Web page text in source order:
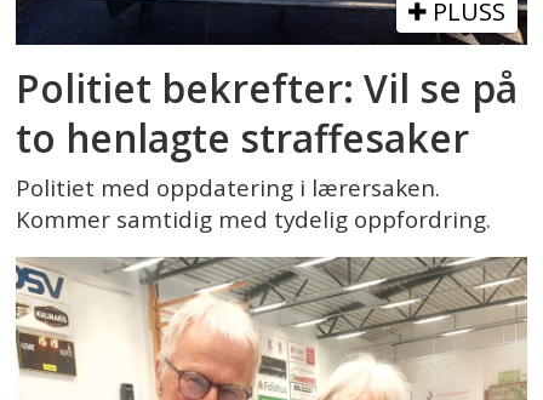
PLUSS
Politiet bekrefter: Vil se på
to henlagte straffesaker
Politiet med oppdatering i lærersaken.
Kommer samtidig med tydelig oppfordring.